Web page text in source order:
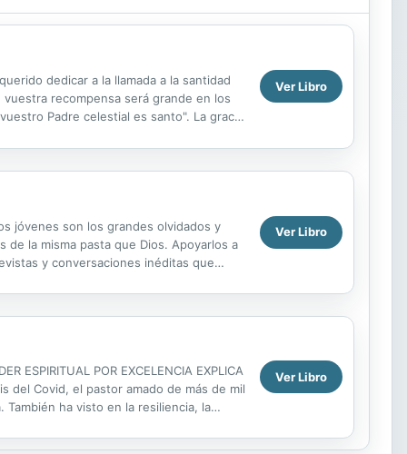
dedicar a la llamada a la santidad
recompensa será grande en los
Padre celestial es santo". La gracia
Ver Libro
jóvenes son los grandes olvidados y
la misma pasta que Dios. Apoyarlos a
y conversaciones inéditas que
Ver Libro
ESPIRITUAL POR EXCELENCIA EXPLICA
del Covid, el pastor amado de más de mil
ha visto en la resiliencia, la
Ver Libro